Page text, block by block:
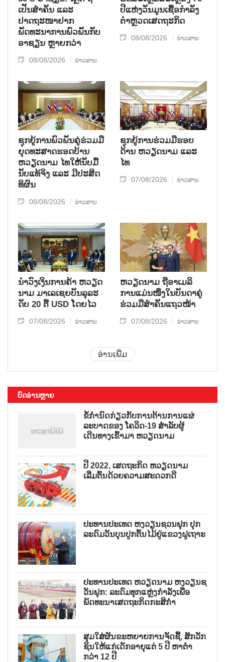
ເປັນສຳຄັນ ແລະ
ປາດຖະໜາຢາກ
ພັດທະນາການພົວພັນກັບ
ອາຊຽນ ຫຼາຍກວ່າ
08/08/2026 ຂ່າວສານ
ປີແຫ່ງວັນມູນເຊື້ອກຳລັງ
ຕຳຫຼວດເສດຖະກິດ
08/08/2026 ຂ່າວສານ
ຊຸກ​ຍູ້​ການ​ພົວ​ພັນ​ຄູ່​ຮ່ວມ​ມື​
ຍຸດ​ທະ​ສາດ​ຮອດ​ບ້ານ
ຫວຽດ​ນາມ ໄທ​ໃຫ້​ນັບ​ມື້​
ນັບ​ແທ້​ຈິງ ແລະ ມີ​ປະ​ສິດ​
ທິ​ຜົນ
08/08/2026 ຂ່າວສານ
ຊຸກຍູ້ການຮ່ວມມືຮອບ
ດ້ານ ຫວຽດນາມ ແລະ
ໄທ
07/08/2026 ຂ່າວສານ
ນຳ​ວົງ​ເງິນ​ການ​ຄ້າ ຫວຽດ​
ນາມ ມາ​ເລ​ເຊຍ​ບັນ​ລຸ​ລະ​
ດັບ 20 ຕື້ USD ໂດຍ​ໄວ
07/08/2026 ຂ່າວສານ
ຫ​ວຽດ​ນາມ ຖື​ອາ​ເມ​ລິ​
ການ​ແມ່ນ​ໜຶ່ງ​ໃນ​ບັນ​ດາ​ຄູ່​
ຮ່ວມ​ມື​ສຳ​ຄັນ​ແຖວ​ໜ້າ
07/08/2026 ຂ່າວສານ
ອ່ານເພີ່ມ
ບົດອ່ານຫຼາຍ
ຂໍ້ກຳນົດກ່ຽວກັບການຕ້ານການແຜ່
ລະບາດຂອງ ໂຄວິດ-19 ສຳລັບຜູ້
ເດີນທາງເຂົ້າມາ ຫວຽດນາມ
ປີ 2022, ເສດຖະກິດ ຫວຽດນາມ
ເລີ່ມຕົ້ນດ້ວຍຄວາມສະດວກດີ
ປະທານປະເທດ ຫງວຽນຊວນຟຸກ ປຸກ
ລະດົມວັນບຸນປູກຕົ້ນໄມ້ຢູ່ແຂວງຝູເຖາະ
ປະທານປະເທດ ຫວຽດນາມ ຫງວຽນຊ
ວັນຟຸກ: ລະດົມທຸກແຫຼ່ງກຳລັງເພື່ອ
ພັດທະນາເສດຖະກິດກະສິກຳ
ສຸມໃສ່ຜັນຂະຫຍາຍການຈັດຊື້, ສັກວັກ
ຊິນໃຫ້ແກ່ເດັກອາຍຸແຕ່ 5 ປີ ຫາຕ່ຳ
ກວ່າ 12 ປີ